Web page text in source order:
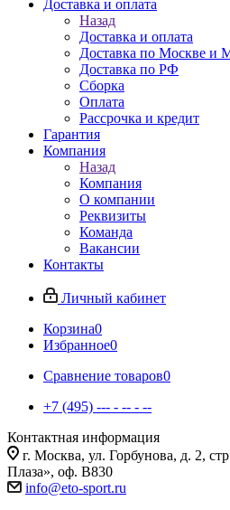
Доставка и оплата
Назад
Доставка и оплата
Доставка по Москве и
Доставка по РФ
Сборка
Оплата
Рассрочка и кредит
Гарантия
Компания
Назад
Компания
О компании
Реквизиты
Команда
Вакансии
Контакты
Личный кабинет
Корзина0
Избранное0
Сравнение товаров0
+7 (495) --- - -- - --
Контактная информация
г. Москва, ул. Горбунова, д. 2,
Плаза», оф. В830
info@eto-sport.ru